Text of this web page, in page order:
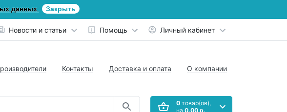
данных Закрыть
Новости и статьи Помощь Личный кабинет
Контакты Доставка и оплата О компании
0товар(ов),
на 0.00 р.